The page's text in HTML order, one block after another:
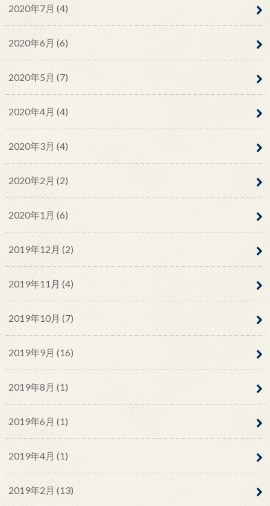
2020年7月 (4)
2020年6月 (6)
2020年5月 (7)
2020年4月 (4)
2020年3月 (4)
2020年2月 (2)
2020年1月 (6)
2019年12月 (2)
2019年11月 (4)
2019年10月 (7)
2019年9月 (16)
2019年8月 (1)
2019年6月 (1)
2019年4月 (1)
2019年2月 (13)